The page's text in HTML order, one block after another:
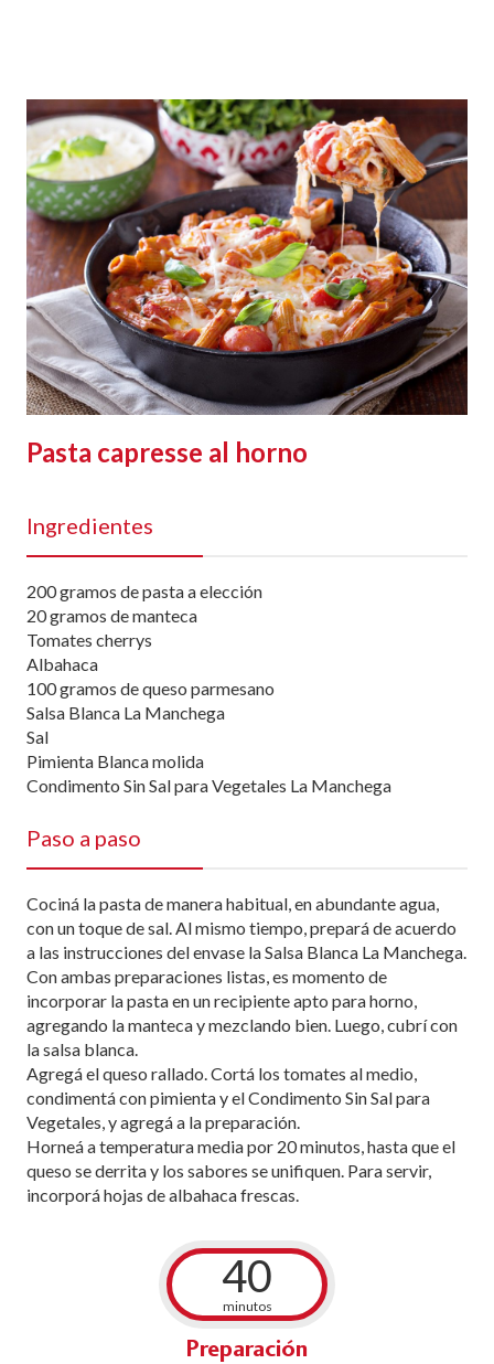
Pasta capresse al horno
Ingredientes
200 gramos de pasta a elección
20 gramos de manteca
Tomates cherrys
Albahaca
100 gramos de queso parmesano
Salsa Blanca La Manchega
Sal
Pimienta Blanca molida
Condimento Sin Sal para Vegetales La Manchega
Paso a paso
Cociná la pasta de manera habitual, en abundante agua,
con un toque de sal. Al mismo tiempo, prepará de acuerdo
a las instrucciones del envase la Salsa Blanca La Manchega.
Con ambas preparaciones listas, es momento de
incorporar la pasta en un recipiente apto para horno,
agregando la manteca y mezclando bien. Luego, cubrí con
la salsa blanca.
Agregá el queso rallado. Cortá los tomates al medio,
condimentá con pimienta y el Condimento Sin Sal para
Vegetales, y agregá a la preparación.
Horneá a temperatura media por 20 minutos, hasta que el
queso se derrita y los sabores se unifiquen. Para servir,
incorporá hojas de albahaca frescas.
40
minutos
Preparación